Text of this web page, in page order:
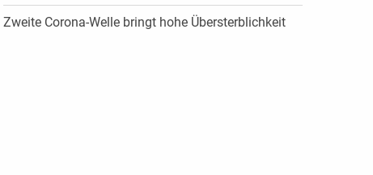
Zweite Corona-Welle bringt hohe Übersterblichkeit